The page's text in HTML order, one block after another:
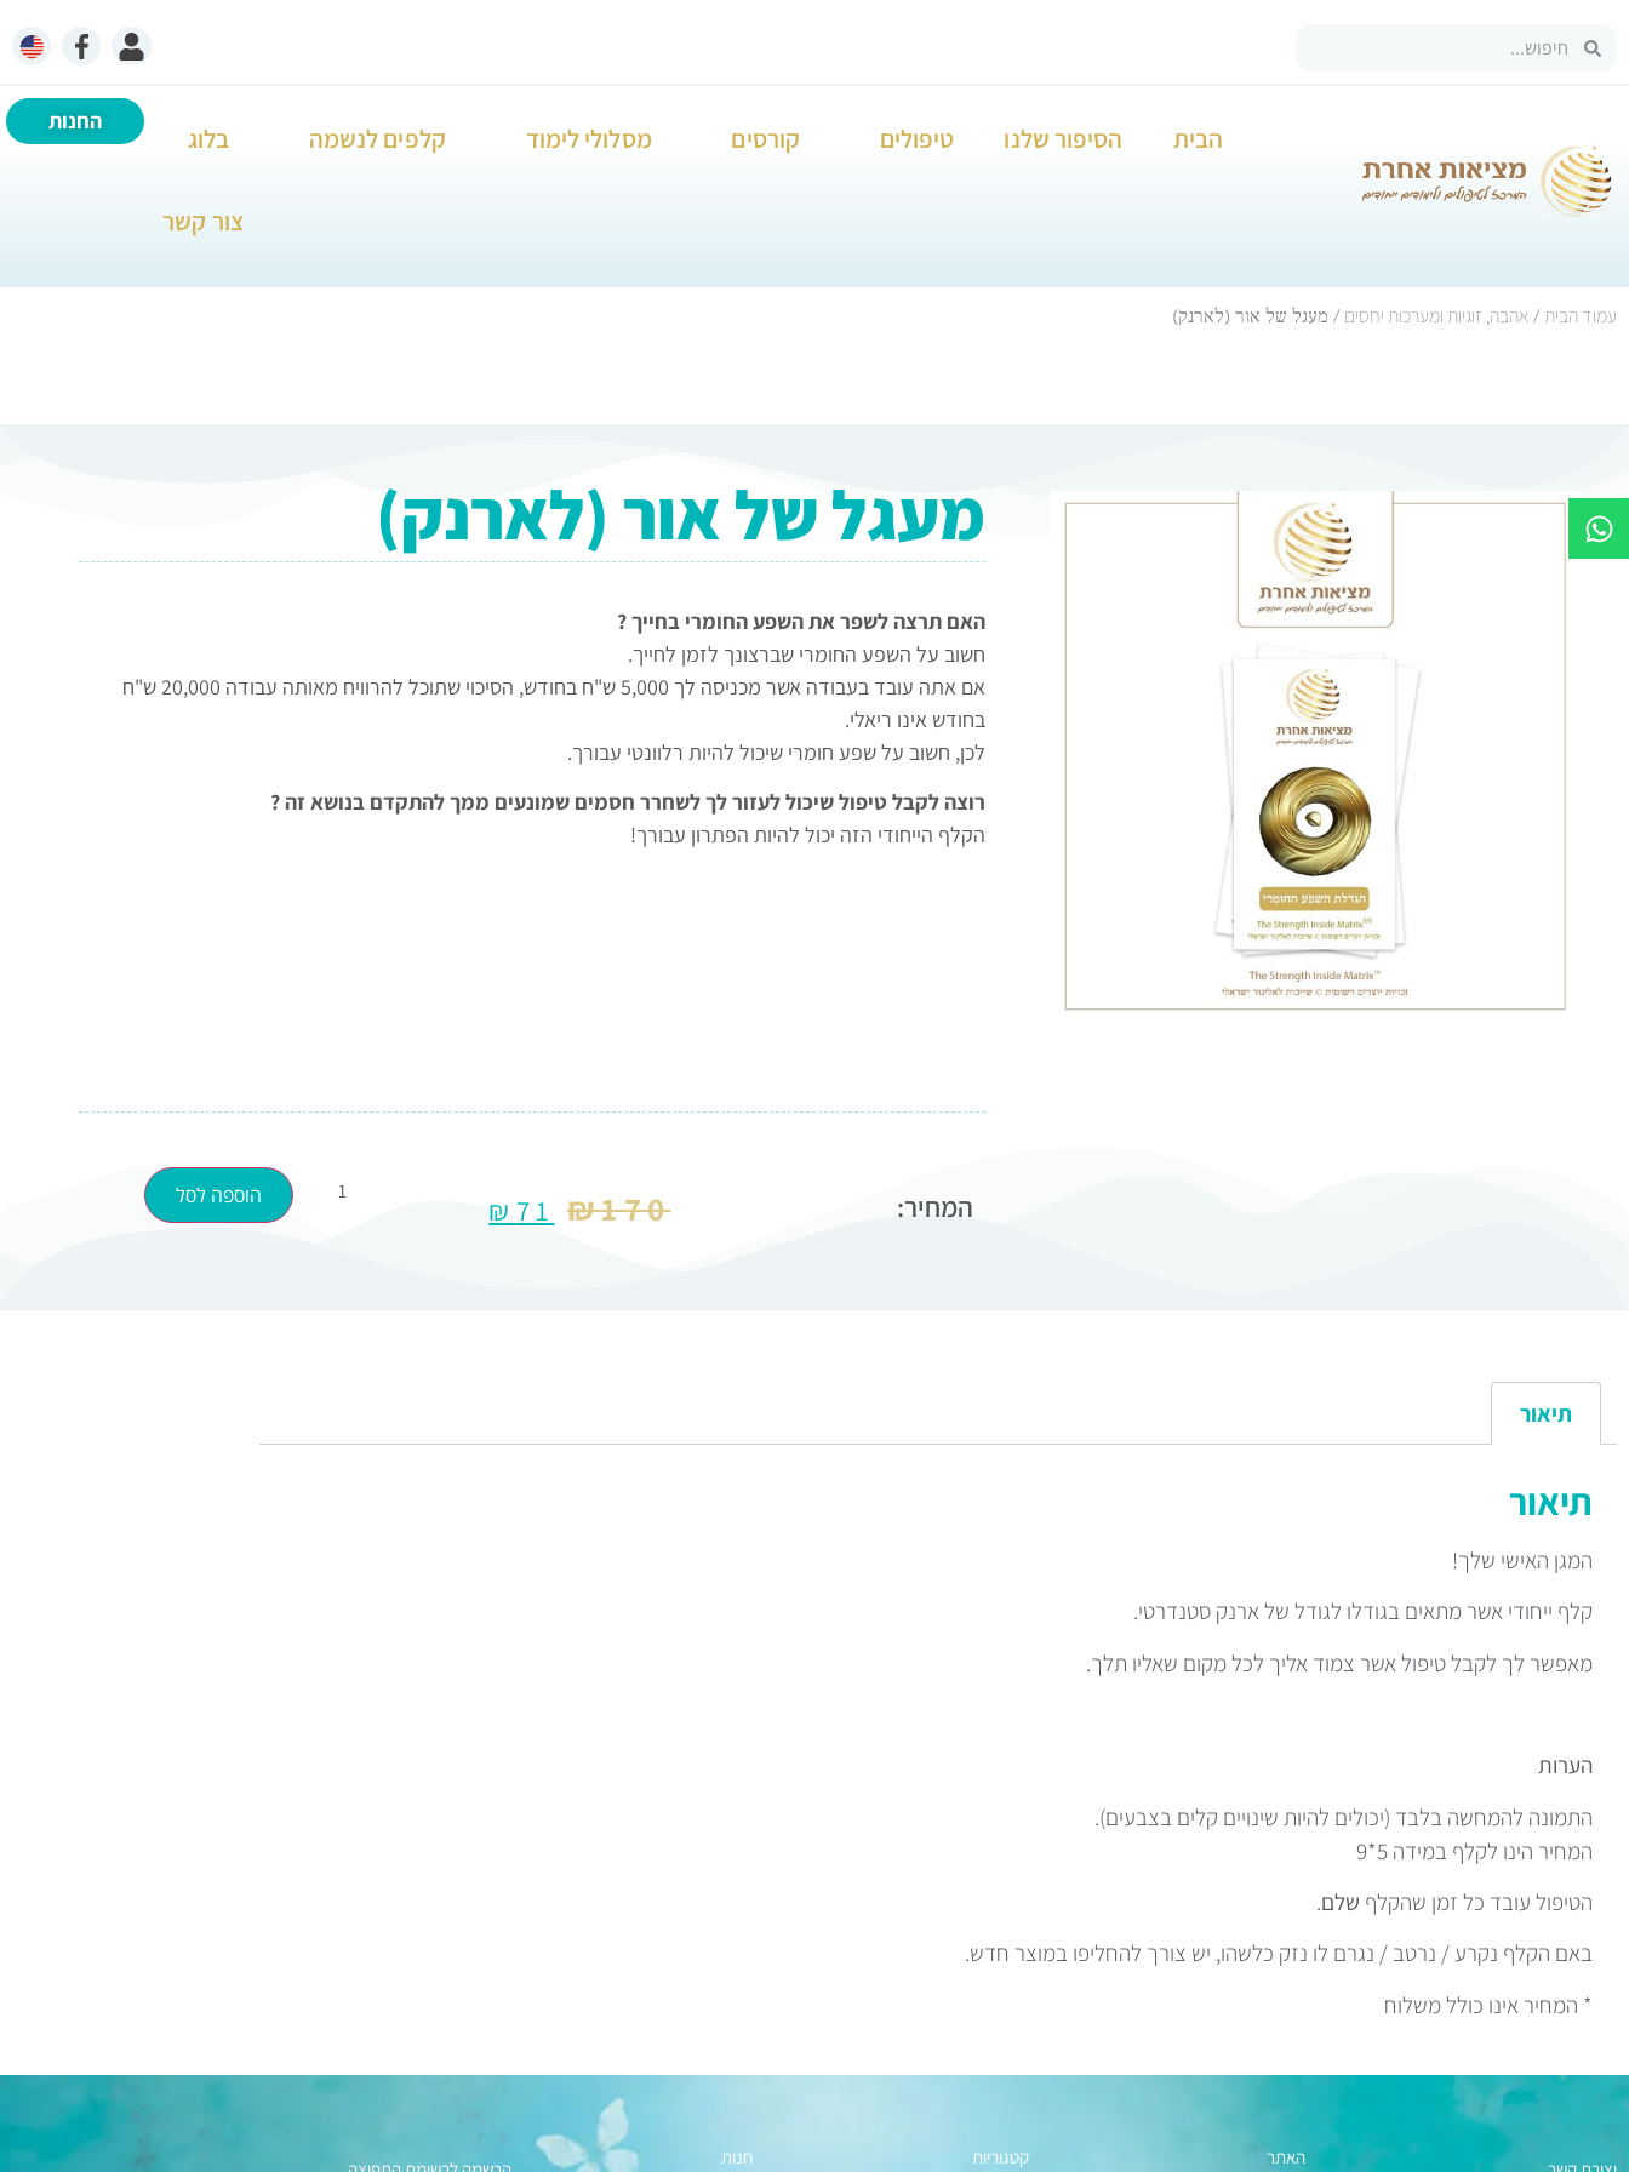
הבית הסיפור שלנו טיפולים קורסים מסלולי לימוד קלפים לנשמה בלוג
צור קשר
החנות
עמוד הבית / אהבה, זוגיות ומערכות יחסים / מעגל של אור (לארנק)
מעגל של אור (לארנק)
האם תרצה לשפר את השפע החומרי בחייך ?
חשוב על השפע החומרי שברצונך לזמן לחייך.
אם אתה עובד בעבודה אשר מכניסה לך 5,000 ש"ח בחודש, הסיכוי שתוכל להרוויח מאותה עבודה 20,000 ש"ח
בחודש אינו ריאלי.
לכן, חשוב על שפע חומרי שיכול להיות רלוונטי עבורך.
רוצה לקבל טיפול שיכול לעזור לך לשחרר חסמים שמונעים ממך להתקדם בנושא זה ?
הקלף הייחודי הזה יכול להיות הפתרון עבורך!
המחיר: ₪170
₪ 71 הוספה לסל
תיאור
תיאור
המגן האישי שלך!
קלף ייחודי אשר מתאים בגודלו לגודל של ארנק סטנדרטי.
מאפשר לך לקבל טיפול אשר צמוד אליך לכל מקום שאליו תלך.
הערות
התמונה להמחשה בלבד (יכולים להיות שינויים קלים בצבעים).
המחיר הינו לקלף במידה 5*9
הטיפול עובד כל זמן שהקלף שלם.
באם הקלף נקרע / נרטב / נגרם לו נזק כלשהו, יש צורך להחליפו במוצר חדש.
* המחיר אינו כולל משלוח
האתר קטגוריות חנות